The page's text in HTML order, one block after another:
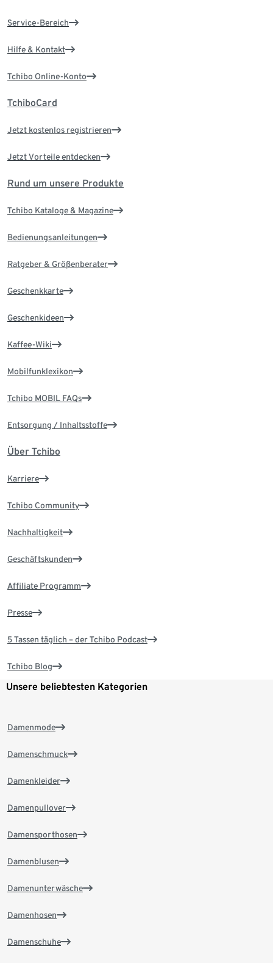
Service-Bereich
Hilfe & Kontakt
Tchibo Online-Konto
TchiboCard
Jetzt kostenlos registrieren
Jetzt Vorteile entdecken
Rund um unsere Produkte
Tchibo Kataloge & Magazine
Bedienungsanleitungen
Ratgeber & Größenberater
Geschenkkarte
Geschenkideen
Kaffee-Wiki
Mobilfunklexikon
Tchibo MOBIL FAQs
Entsorgung / Inhaltsstoffe
Über Tchibo
Karriere
Tchibo Community
Nachhaltigkeit
Geschäftskunden
Affiliate Programm
Presse
5 Tassen täglich – der Tchibo Podcast
Tchibo Blog
Unsere beliebtesten Kategorien
Damenmode
Damenschmuck
Damenkleider
Damenpullover
Damensporthosen
Damenblusen
Damenunterwäsche
Damenhosen
Damenschuhe